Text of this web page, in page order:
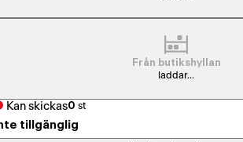
Från butikshyllan
laddar...
Kan skickas0 st
tillgänglig